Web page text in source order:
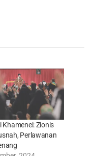
Khamenei: Zionis
Perlawanan